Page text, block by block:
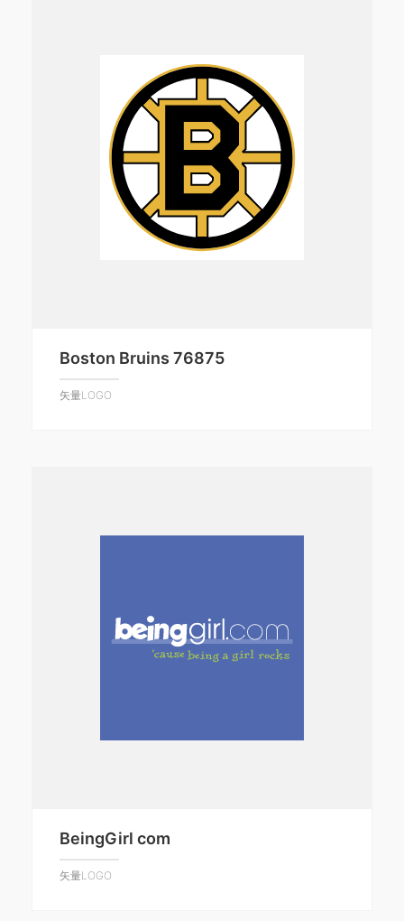
Boston Bruins 76875
矢量LOGO
BeingGirl com
矢量LOGO